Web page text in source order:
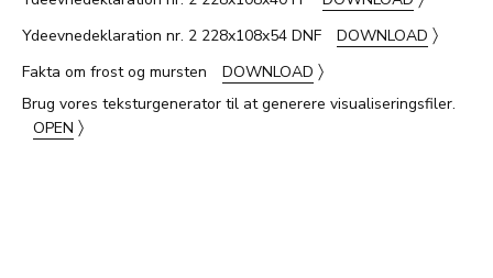
Ydeevnedeklaration nr. 2 228x108x54 DNF DOWNLOAD 〉
Fakta om frost og mursten DOWNLOAD 〉
Brug vores teksturgenerator til at generere visualiseringsfiler.
OPEN 〉